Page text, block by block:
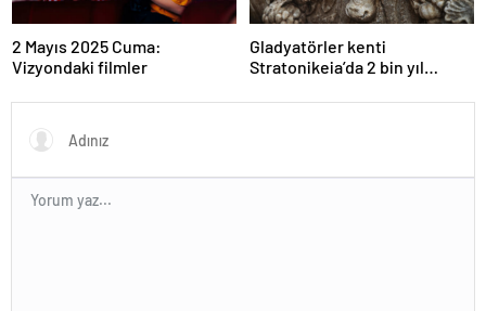
2 Mayıs 2025 Cuma:
Vizyondaki filmler
Gladyatörler kenti
Stratonikeia’da 2 bin yıl
bulundu